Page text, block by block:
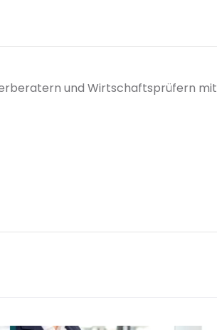
und Wirtschaftsprüfern mit